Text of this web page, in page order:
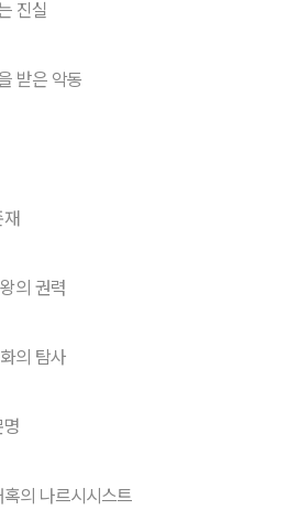
진실
받은 악동
의 권력
의 탐사
의 나르시시스트